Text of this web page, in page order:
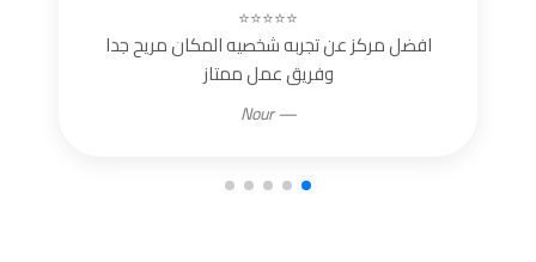
⭐⭐⭐⭐⭐
افضل مركز عن تجربه شخصيه المكان مريح جدا
وفريق عمل ممتاز
— Nour